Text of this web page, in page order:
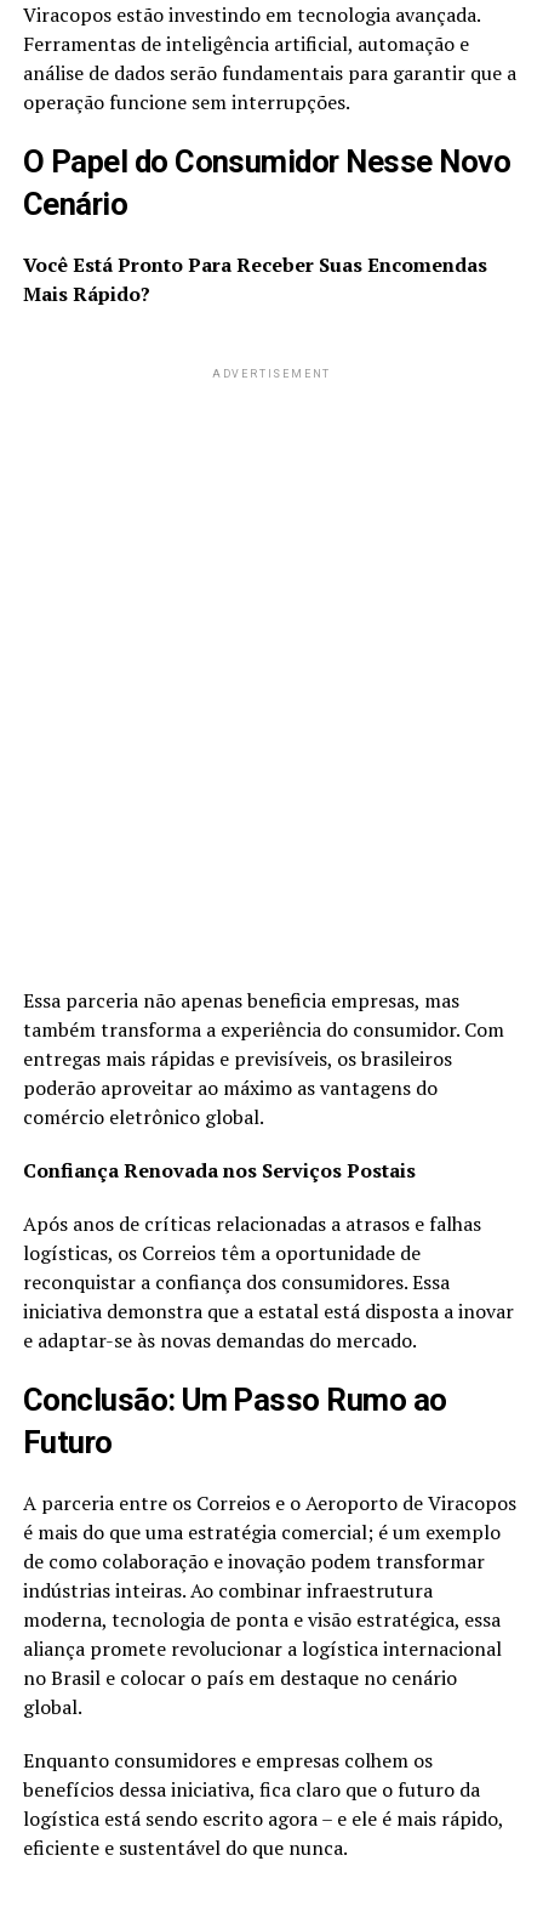
Viracopos estão investindo em tecnologia avançada.
Ferramentas de inteligência artificial, automação e
análise de dados serão fundamentais para garantir que a
operação funcione sem interrupções.
O Papel do Consumidor Nesse Novo
Cenário
Você Está Pronto Para Receber Suas Encomendas
Mais Rápido?
ADVERTISEMENT
Essa parceria não apenas beneficia empresas, mas
também transforma a experiência do consumidor. Com
entregas mais rápidas e previsíveis, os brasileiros
poderão aproveitar ao máximo as vantagens do
comércio eletrônico global.
Confiança Renovada nos Serviços Postais
Após anos de críticas relacionadas a atrasos e falhas
logísticas, os Correios têm a oportunidade de
reconquistar a confiança dos consumidores. Essa
iniciativa demonstra que a estatal está disposta a inovar
e adaptar-se às novas demandas do mercado.
Conclusão: Um Passo Rumo ao
Futuro
A parceria entre os Correios e o Aeroporto de Viracopos
é mais do que uma estratégia comercial; é um exemplo
de como colaboração e inovação podem transformar
indústrias inteiras. Ao combinar infraestrutura
moderna, tecnologia de ponta e visão estratégica, essa
aliança promete revolucionar a logística internacional
no Brasil e colocar o país em destaque no cenário
global.
Enquanto consumidores e empresas colhem os
benefícios dessa iniciativa, fica claro que o futuro da
logística está sendo escrito agora – e ele é mais rápido,
eficiente e sustentável do que nunca.